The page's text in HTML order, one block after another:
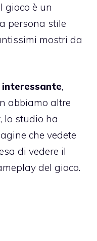
gioco è un
persona stile
mostri da
,
abbiamo altre
lo studio ha
che vedete
di vedere il
del gioco.